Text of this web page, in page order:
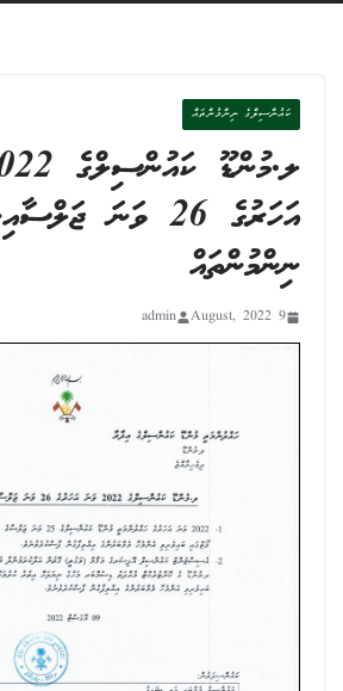
ކައުންސިލްގެ ނިންމުންތައް
އަހަރުގެ 26 ވަނަ
ނިންމުންތައް
9 August, 2022
admin